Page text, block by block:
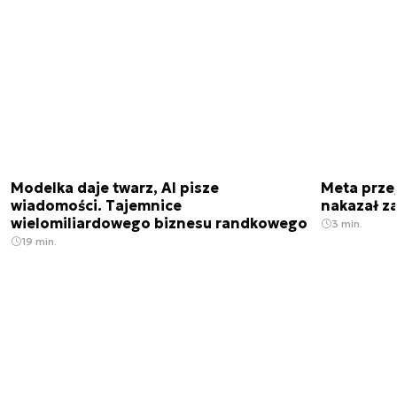
Modelka daje twarz, AI pisze
wiadomości. Tajemnice
wielomiliardowego biznesu randkowego
19 min.
Meta
nakazał
3 min.